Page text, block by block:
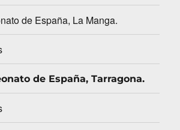
de España, La Manga.
de España, Tarragona.